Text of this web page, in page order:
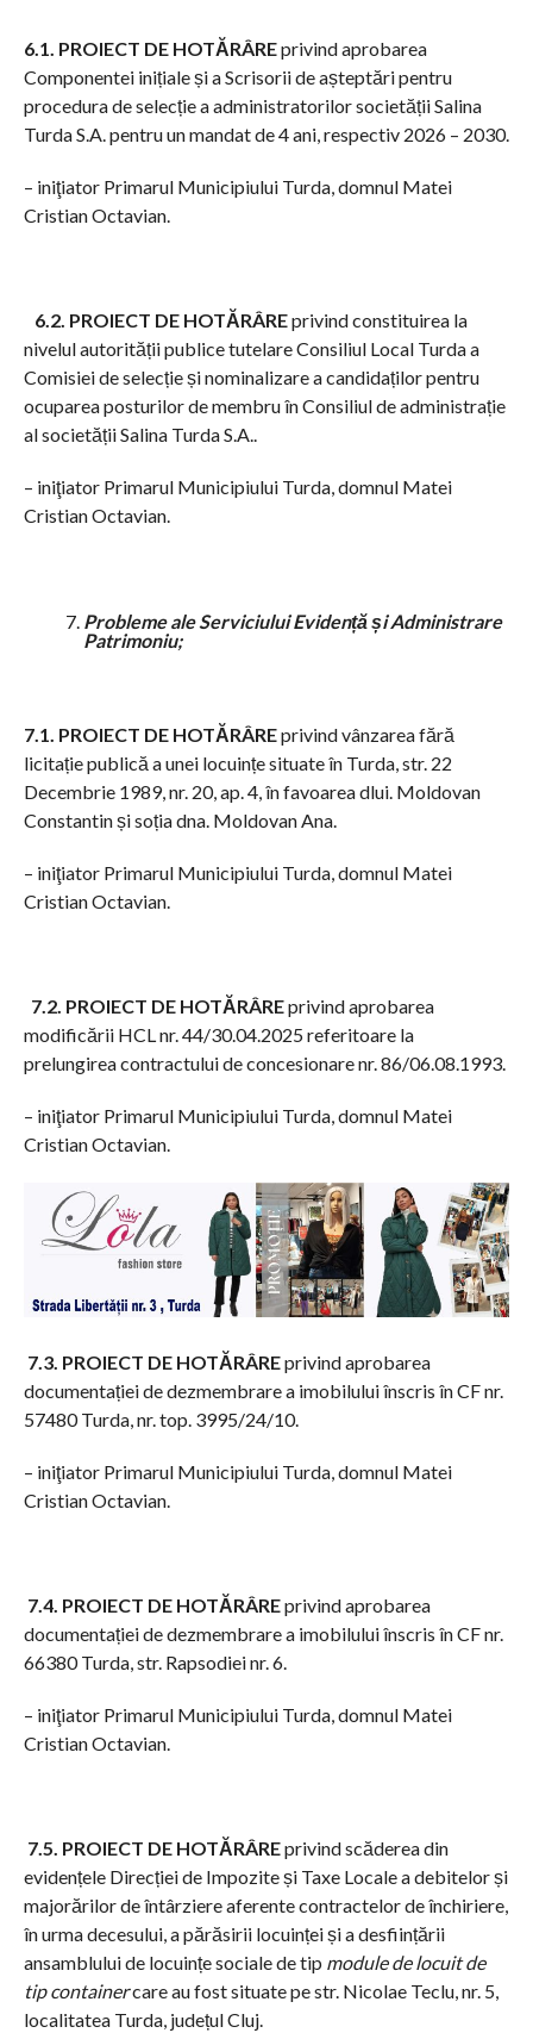
6.1. PROIECT DE HOTĂRÂREprivind aprobarea
Componentei inițiale și a Scrisorii de așteptări pentru
procedura de selecție a administratorilor societății Salina
Turda S.A. pentru un mandat de 4 ani, respectiv 2026 – 2030.
– iniţiator Primarul Municipiului Turda, domnul Matei
Cristian Octavian.
6.2. PROIECT DE HOTĂRÂREprivind constituirea la
nivelul autorității publice tutelare Consiliul Local Turda a
Comisiei de selecție și nominalizare a candidaților pentru
ocuparea posturilor de membru în Consiliul de administrație
al societății Salina Turda S.A..
– iniţiator Primarul Municipiului Turda, domnul Matei
Cristian Octavian.
Probleme ale Serviciului Evidență și Administrare
Patrimoniu;
7.1. PROIECT DE HOTĂRÂREprivind vânzarea fără
licitație publică a unei locuințe situate în Turda, str. 22
Decembrie 1989, nr. 20, ap. 4, în favoarea dlui. Moldovan
Constantin și soția dna. Moldovan Ana.
– iniţiator Primarul Municipiului Turda, domnul Matei
Cristian Octavian.
7.2. PROIECT DE HOTĂRÂREprivind aprobarea
modificării HCL nr. 44/30.04.2025 referitoare la
prelungirea contractului de concesionare nr. 86/06.08.1993.
– iniţiator Primarul Municipiului Turda, domnul Matei
Cristian Octavian.
7.3. PROIECT DE HOTĂRÂREprivind aprobarea
documentației de dezmembrare a imobilului înscris în CF nr.
57480 Turda, nr. top. 3995/24/10.
– iniţiator Primarul Municipiului Turda, domnul Matei
Cristian Octavian.
7.4. PROIECT DE HOTĂRÂREprivind aprobarea
documentației de dezmembrare a imobilului înscris în CF nr.
66380 Turda, str. Rapsodiei nr. 6.
– iniţiator Primarul Municipiului Turda, domnul Matei
Cristian Octavian.
7.5. PROIECT DE HOTĂRÂREprivind scăderea din
evidențele Direcției de Impozite și Taxe Locale a debitelor și
majorărilor de întârziere aferente contractelor de închiriere,
în urma decesului, a părăsirii locuinței și a desființării
ansamblului de locuințe sociale de tip module de locuit de
tip containercare au fost situate pe str. Nicolae Teclu, nr. 5,
localitatea Turda, județul Cluj.